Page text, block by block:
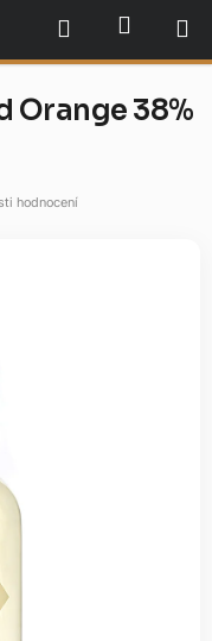
Hledat
Orange 38%
hodnocení